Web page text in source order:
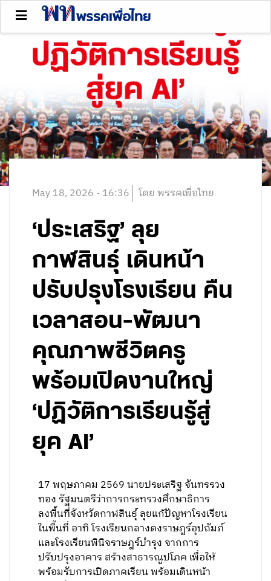
May 18, 2026 - 16:36 โดย พรรคเพื่อไทย
‘ประเสริฐ’ ลุย
กาฬสินธุ์ เดินหน้า
ปรับปรุงโรงเรียน คืน
เวลาสอน-พัฒนา
คุณภาพชีวิตครู
พร้อมเปิดงานใหญ่
‘ปฏิวัติการเรียนรู้สู่
ยุค AI’
17 พฤษภาคม 2569 นายประเสริฐ จันทรรวง
ทอง รัฐมนตรีว่าการกระทรวงศึกษาธิการ
ลงพื้นที่จังหวัดกาฬสินธุ์ ลุยแก้ปัญหาโรงเรียน
ในพื้นที่ อาทิ โรงเรียนกลางดงราษฎร์อุปถัมภ์
และโรงเรียนพินิจราษฎร์บำรุง จากการ
ปรับปรุงอาคาร สร้างสาธารณูปโภค เพื่อให้
พร้อมรับการเปิดภาคเรียน พร้อมเดินหน้า